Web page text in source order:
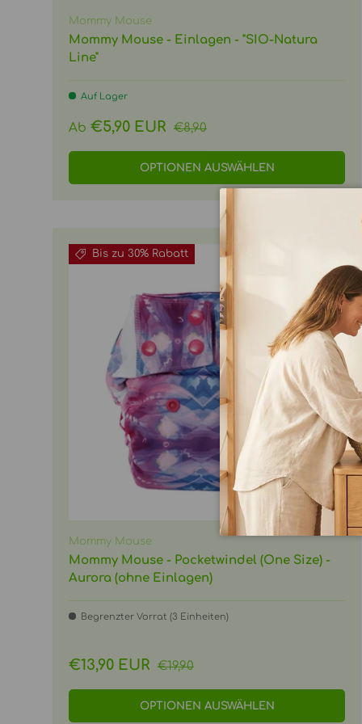
Mommy Mouse
Mommy Mouse - Einlagen - "SIO-Natura
Line"
Auf Lager
Verkaufspreis
Ab €5,90 EUR Normaler Preis
€8,90
OPTIONEN AUSWÄHLEN
Bis zu 30% Rabatt
Mommy Mouse
Mommy Mouse - Pocketwindel (One Size) -
Aurora (ohne Einlagen)
Begrenzter Vorrat (3 Einheiten)
Verkaufspreis
€13,90 EUR Normaler Preis
€19,90
OPTIONEN AUSWÄHLEN